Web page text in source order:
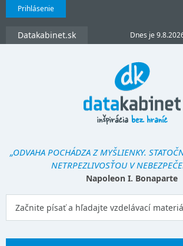
Prihlásenie
Datakabinet.sk Dnes je
„ODVAHA POCHÁDZA Z MYŠLIENKY.
NETRPEZLIVOSŤOU V
Napoleon I. Bonaparte